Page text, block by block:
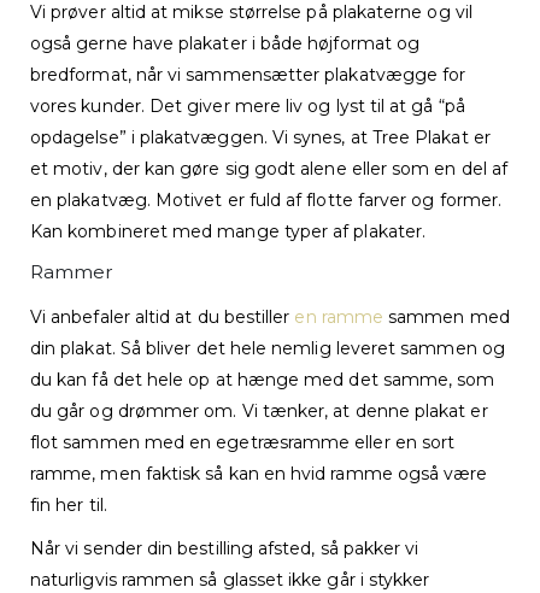
Vi prøver altid at mikse størrelse på plakaterne og vil
også gerne have plakater i både højformat og
bredformat, når vi sammensætter plakatvægge for
vores kunder. Det giver mere liv og lyst til at gå “på
opdagelse” i plakatvæggen. Vi synes, at Tree Plakat er
et motiv, der kan gøre sig godt alene eller som en del af
en plakatvæg. Motivet er fuld af flotte farver og former.
Kan kombineret med mange typer af plakater.
Rammer
Vi anbefaler altid at du bestiller en ramme sammen med
din plakat. Så bliver det hele nemlig leveret sammen og
du kan få det hele op at hænge med det samme, som
du går og drømmer om. Vi tænker, at denne plakat er
flot sammen med en egetræsramme eller en sort
ramme, men faktisk så kan en hvid ramme også være
fin her til.
Når vi sender din bestilling afsted, så pakker vi
naturligvis rammen så glasset ikke går i stykker